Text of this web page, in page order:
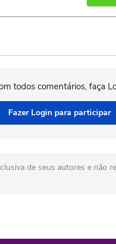
todos comentários, faça
Fazer Login para participar
de seus autores e não